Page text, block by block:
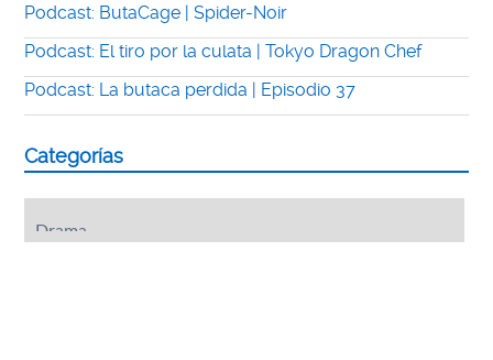
Podcast: ButaCage | Spider-Noir
Podcast: El tiro por la culata | Tokyo Dragon Chef
Podcast: La butaca perdida | Episodio 37
Categorías